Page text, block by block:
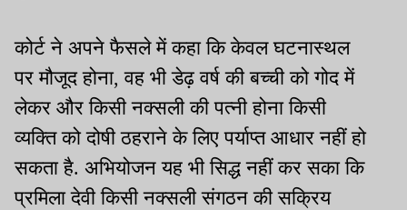
कोर्ट ने अपने फैसले में कहा कि केवल घटनास्थल
पर मौजूद होना, वह भी डेढ़ वर्ष की बच्ची को गोद में
लेकर और किसी नक्सली की पत्नी होना किसी
व्यक्ति को दोषी ठहराने के लिए पर्याप्त आधार नहीं हो
सकता है. अभियोजन यह भी सिद्ध नहीं कर सका कि
प्रमिला देवी किसी नक्सली संगठन की सक्रिय